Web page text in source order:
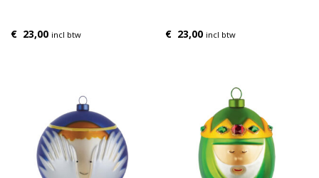
€ 23,00 incl btw € 23,00 incl btw